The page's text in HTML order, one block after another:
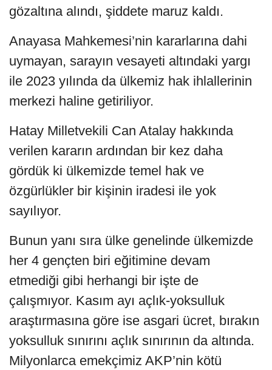
gözaltına alındı, şiddete maruz kaldı.
Anayasa Mahkemesi’nin kararlarına dahi
uymayan, sarayın vesayeti altındaki yargı
ile 2023 yılında da ülkemiz hak ihlallerinin
merkezi haline getiriliyor.
Hatay Milletvekili Can Atalay hakkında
verilen kararın ardından bir kez daha
gördük ki ülkemizde temel hak ve
özgürlükler bir kişinin iradesi ile yok
sayılıyor.
Bunun yanı sıra ülke genelinde ülkemizde
her 4 gençten biri eğitimine devam
etmediği gibi herhangi bir işte de
çalışmıyor. Kasım ayı açlık-yoksulluk
araştırmasına göre ise asgari ücret, bırakın
yoksulluk sınırını açlık sınırının da altında.
Milyonlarca emekçimiz AKP’nin kötü